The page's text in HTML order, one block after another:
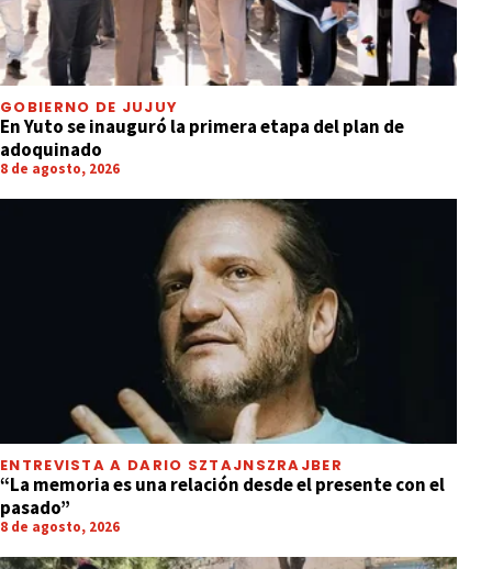
GOBIERNO DE JUJUY
En Yuto se inauguró la primera etapa del plan de
adoquinado
8 de agosto, 2026
ENTREVISTA A DARIO SZTAJNSZRAJBER
“La memoria es una relación desde el presente con el
pasado”
8 de agosto, 2026